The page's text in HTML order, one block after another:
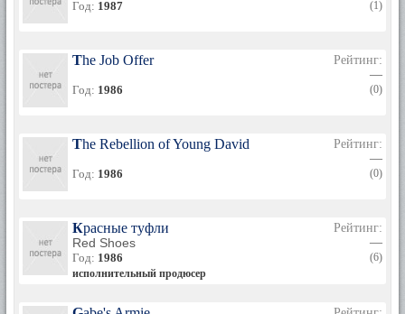
Год: 1987 (1)
The Job Offer
Год: 1986
Рейтинг:
—
(0)
The Rebellion of Young David
Год: 1986
Рейтинг:
—
(0)
Красные туфли
Red Shoes
Год: 1986
исполнительный продюсер
Рейтинг:
—
(6)